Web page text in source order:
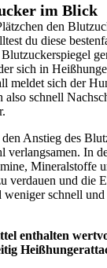
im Blick
den
du diese
sich in
meldet sich der
schnell
Anstieg des
verlangsamen. In
Mineralstoffe
verdauen und die
schnell
enthalten